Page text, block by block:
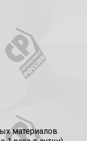
материалов